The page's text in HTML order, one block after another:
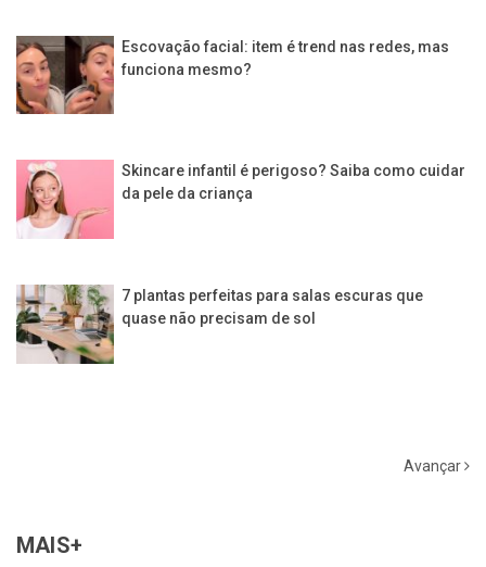
Escovação facial: item é trend nas redes, mas
funciona mesmo?
Skincare infantil é perigoso? Saiba como cuidar
da pele da criança
7 plantas perfeitas para salas escuras que
quase não precisam de sol
Avançar
MAIS+